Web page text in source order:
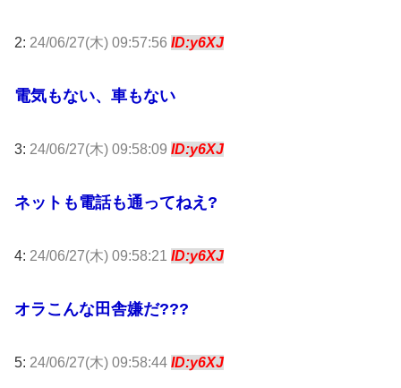
2: 24/06/27(木) 09:57:56 ID:y6XJ
電気もない、車もない
3: 24/06/27(木) 09:58:09 ID:y6XJ
ネットも電話も通ってねえ?
4: 24/06/27(木) 09:58:21 ID:y6XJ
オラこんな田舎嫌だ???
5: 24/06/27(木) 09:58:44 ID:y6XJ